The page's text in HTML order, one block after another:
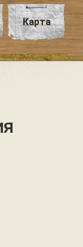
Карта